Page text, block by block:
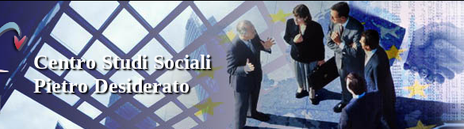
Centro Studi Sociali
Pietro Desiderato